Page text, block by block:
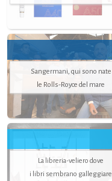
Sangermani, qui sono nate
le Rolls-Royce del mare
La libreria-veliero dove
i libri sembrano galleggiare